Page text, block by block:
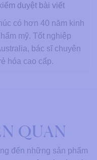
duyệt bài viết
có hơn 40 năm kinh
mỹ. Tốt nghiệp
bác sĩ chuyên
hóa cao cấp.
QUAN
đến những sản phẩm